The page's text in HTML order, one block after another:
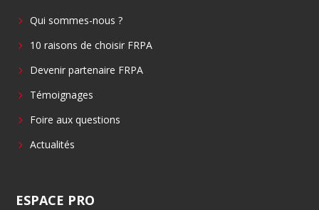
o
o
d
i
Qui sommes-nous ?
10 raisons de choisir FRPA
Devenir partenaire FRPA
Témoignages
Foire aux questions
Actualités
ESPACE PRO